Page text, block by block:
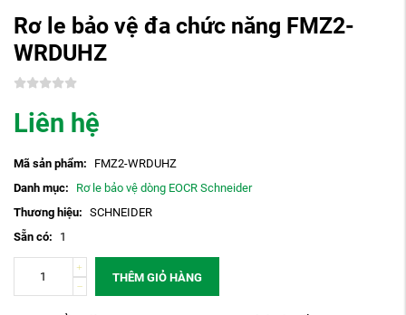
Rơ le bảo vệ đa chức năng FMZ2-
WRDUHZ
Liên hệ
Mã sản phẩm:
FMZ2-WRDUHZ
Danh mục:
Rơ le bảo vệ dòng EOCR Schneider
Thương hiệu: SCHNEIDER
Sẵn có:
1
THÊM GIỎ HÀNG